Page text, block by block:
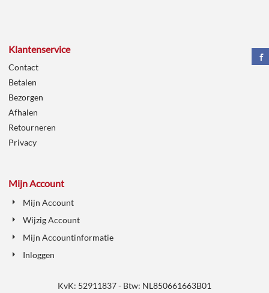
Klantenservice
Contact
Betalen
Bezorgen
Afhalen
Retourneren
Privacy
Mijn Account
Mijn Account
Wijzig Account
Mijn Accountinformatie
Inloggen
KvK: 52911837 - Btw: NL850661663B01